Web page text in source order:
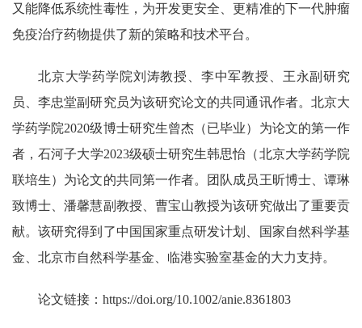
又能降低系统性毒性，为开发更安全、更精准的下一代肿瘤
免疫治疗药物提供了新的策略和技术平台。
北京大学药学院刘涛教授、李中军教授、王永副研究
员、李忠堂副研究员为该研究论文的共同通讯作者。北京大
学药学院2020级博士研究生曾杰（已毕业）为论文的第一作
者，石河子大学2023级硕士研究生韩思怡（北京大学药学院
联培生）为论文的共同第一作者。团队成员王昕博士、谭琳
致博士、潘馨慧副教授、曹宝山教授为该研究做出了重要贡
献。该研究得到了中国国家重点研发计划、国家自然科学基
金、北京市自然科学基金、临港实验室基金的大力支持。
论文链接： https://doi.org/10.1002/anie.8361803